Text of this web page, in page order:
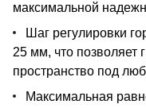
максимальной
Шаг регулировки
25 мм, что позволяет
пространство под
Максимальная